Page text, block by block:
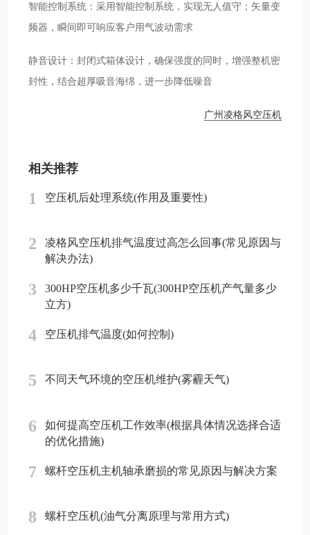
智能控制系统：采用智能控制系统，实现无人值守；矢量变
频器，瞬间即可响应客户用气波动需求
静音设计：封闭式箱体设计，确保强度的同时，增强整机密
封性，结合超厚吸音海绵，进一步降低噪音
广州凌格风空压机
相关推荐
1 空压机后处理系统(作用及重要性)
2
凌格风空压机排气温度过高怎么回事(常见原因与
解决办法)
3
300HP空压机多少千瓦(300HP空压机产气量多少
立方)
4 空压机排气温度(如何控制)
5 不同天气环境的空压机维护(雾霾天气)
6
如何提高空压机工作效率(根据具体情况选择合适
的优化措施)
7 螺杆空压机主机轴承磨损的常见原因与解决方案
8 螺杆空压机(油气分离原理与常用方式)